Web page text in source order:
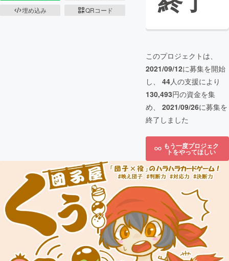
埋め込み
QRコード
このプロジェクトは、
2021/09/12に募集を開始
し、 44人の支援により
130,493円の資金を集
め、 2021/09/26に募集を
終了しました
もう一度プロジェク
トをやってほしい